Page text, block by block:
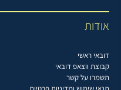
אודות
דובאי ראשי
קבוצת ווצאפ דובאי
תשמרו על קשר